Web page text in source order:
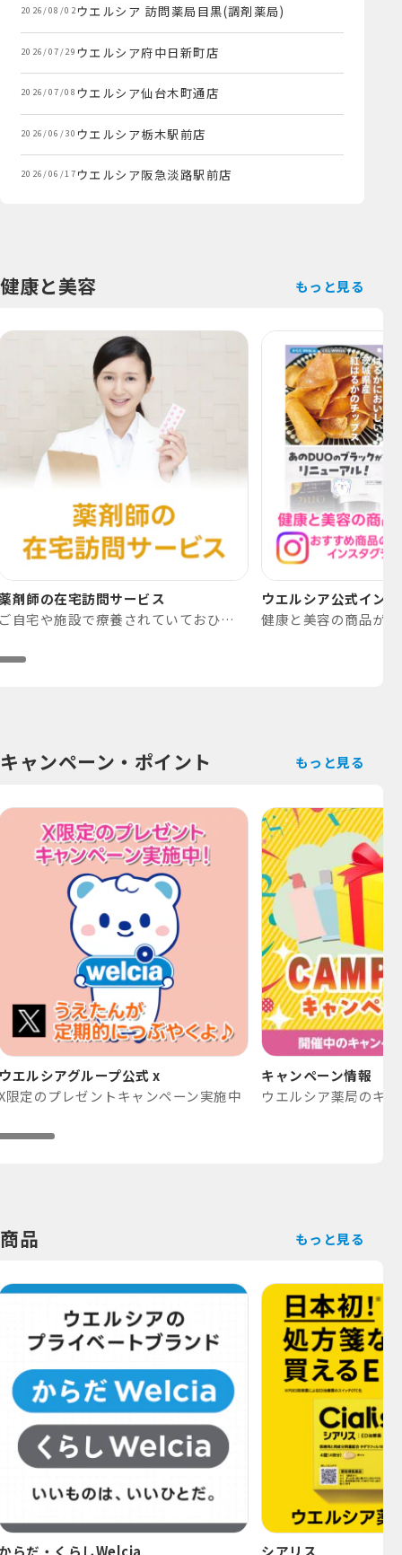
健康と美容 もっと見る
剤師の在宅訪問サービス
ご自宅や施設で療養されていておひとりで通院できない、または介助が必要な方で主治医による指示がある方にご利用いただけます。
ウエルシア公式イン
キャンペーン・ポイント もっと見る
エルシアグループ公式 x
限定のプレゼントキャンペーン実施中
キャンペーン情報
商品 もっと見る
らだ・くらしWelcia シアリス